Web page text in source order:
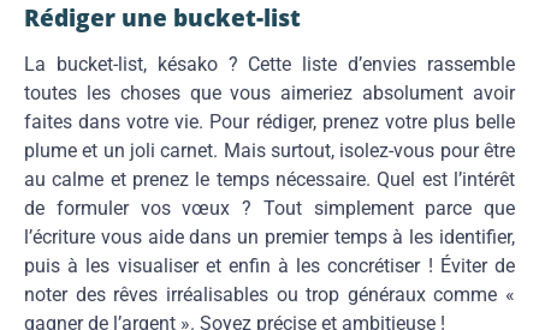
Rédiger une bucket-list
La bucket-list, késako ? Cette liste d’envies rassemble
toutes les choses que vous aimeriez absolument avoir
faites dans votre vie. Pour rédiger, prenez votre plus belle
plume et un joli carnet. Mais surtout, isolez-vous pour être
au calme et prenez le temps nécessaire. Quel est l’intérêt
de formuler vos vœux ? Tout simplement parce que
l’écriture vous aide dans un premier temps à les identifier,
puis à les visualiser et enfin à les concrétiser ! Éviter de
noter des rêves irréalisables ou trop généraux comme «
gagner de l’argent ». Soyez précise et ambitieuse !